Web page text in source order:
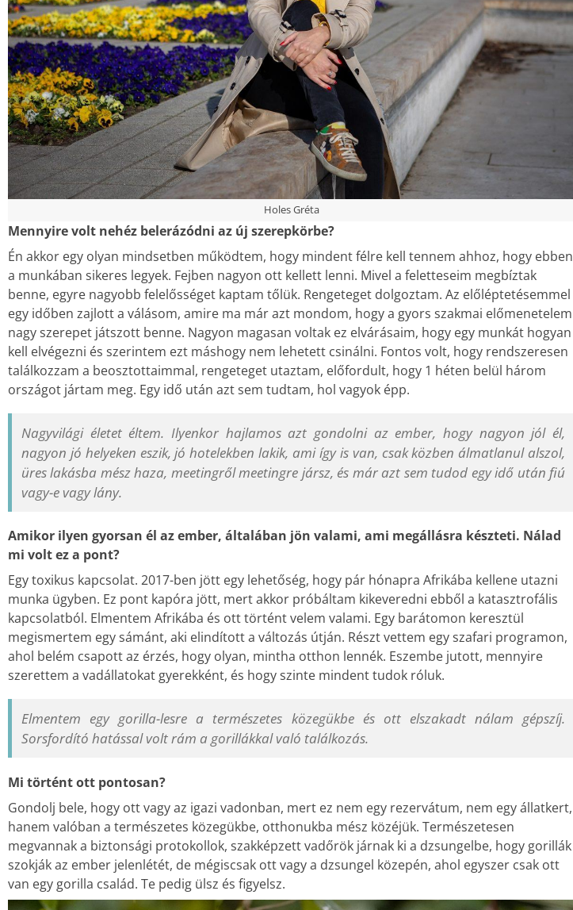
Holes Gréta
Mennyire volt nehéz belerázódni az új szerepkörbe?
Én akkor egy olyan mindsetben működtem, hogy mindent félre kell tennem ahhoz, hogy ebben
a munkában sikeres legyek. Fejben nagyon ott kellett lenni. Mivel a feletteseim megbíztak
benne, egyre nagyobb felelősséget kaptam tőlük. Rengeteget dolgoztam. Az előléptetésemmel
egy időben zajlott a válásom, amire ma már azt mondom, hogy a gyors szakmai előmenetelem
nagy szerepet játszott benne. Nagyon magasan voltak ez elvárásaim, hogy egy munkát hogyan
kell elvégezni és szerintem ezt máshogy nem lehetett csinálni. Fontos volt, hogy rendszeresen
találkozzam a beosztottaimmal, rengeteget utaztam, előfordult, hogy 1 héten belül három
országot jártam meg. Egy idő után azt sem tudtam, hol vagyok épp.
Nagyvilági életet éltem. Ilyenkor hajlamos azt gondolni az ember, hogy nagyon jól él,
nagyon jó helyeken eszik, jó hotelekben lakik, ami így is van, csak közben álmatlanul alszol,
üres lakásba mész haza, meetingről meetingre jársz, és már azt sem tudod egy idő után fiú
vagy-e vagy lány.
Amikor ilyen gyorsan él az ember, általában jön valami, ami megállásra készteti. Nálad
mi volt ez a pont?
Egy toxikus kapcsolat. 2017-ben jött egy lehetőség, hogy pár hónapra Afrikába kellene utazni
munka ügyben. Ez pont kapóra jött, mert akkor próbáltam kikeveredni ebből a katasztrofális
kapcsolatból. Elmentem Afrikába és ott történt velem valami. Egy barátomon keresztül
megismertem egy sámánt, aki elindított a változás útján. Részt vettem egy szafari programon,
ahol belém csapott az érzés, hogy olyan, mintha otthon lennék. Eszembe jutott, mennyire
szerettem a vadállatokat gyerekként, és hogy szinte mindent tudok róluk.
Elmentem egy gorilla-lesre a természetes közegükbe és ott elszakadt nálam gépszíj.
Sorsfordító hatással volt rám a gorillákkal való találkozás.
Mi történt ott pontosan?
Gondolj bele, hogy ott vagy az igazi vadonban, mert ez nem egy rezervátum, nem egy állatkert,
hanem valóban a természetes közegükbe, otthonukba mész közéjük. Természetesen
megvannak a biztonsági protokollok, szakképzett vadőrök járnak ki a dzsungelbe, hogy gorillák
szokják az ember jelenlétét, de mégiscsak ott vagy a dzsungel közepén, ahol egyszer csak ott
van egy gorilla család. Te pedig ülsz és figyelsz.